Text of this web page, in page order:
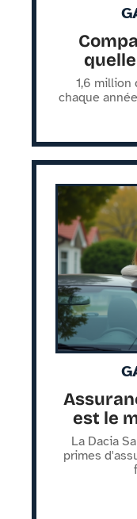
1,6 million
chaque
est le
La Dacia
primes